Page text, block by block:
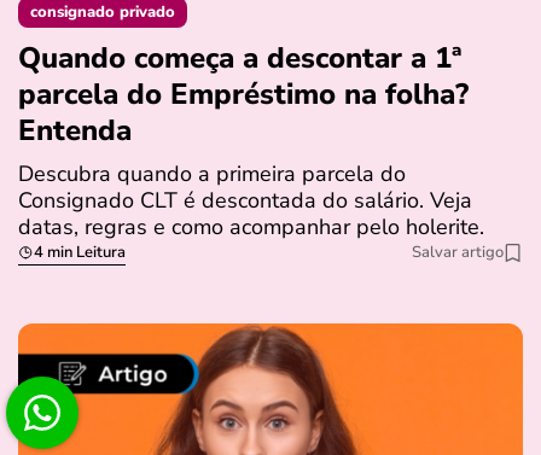
consignado privado
Quando começa a descontar a 1ª
parcela do Empréstimo na folha?
Entenda
Descubra quando a primeira parcela do
Consignado CLT é descontada do salário. Veja
datas, regras e como acompanhar pelo holerite.
4 min Leitura Salvar artigo